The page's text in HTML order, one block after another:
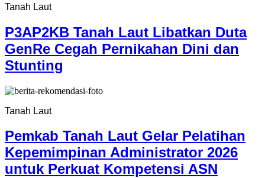
Tanah Laut
P3AP2KB Tanah Laut Libatkan Duta
GenRe Cegah Pernikahan Dini dan
Stunting
Tanah Laut
Pemkab Tanah Laut Gelar Pelatihan
Kepemimpinan Administrator 2026
untuk Perkuat Kompetensi ASN